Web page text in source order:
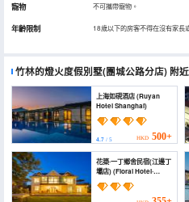
寵物 不可攜帶寵物。
年齡限制 18歲以下的房客不得在沒有家長
竹林的燈火度假別墅(團城公路分店) 附
上海如硯酒店 (Ruyan
Hotel Shanghai)
4.7 / 5 HKD 500+
花築·一丁鄉舍民宿(江邊丁
壩店) (Floral Hotel·
Yiding cottage Hotel
(riverside Dingba